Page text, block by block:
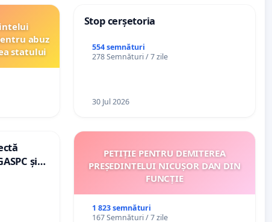
abuz
statului
Stop cerșetoria
554 semnături
278 Semnături / 7 zile
30 Jul 2026
și
PETIȚIE PENTRU DEMITEREA
PREȘEDINTELUI NICUȘOR DAN DIN
FUNCȚIE
1 823 semnături
167 Semnături / 7 zile